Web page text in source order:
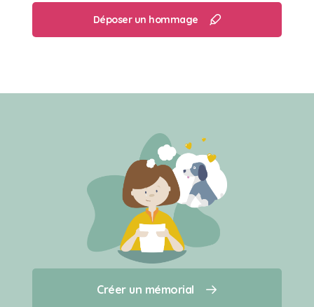
Créer un mémorial
Qui sommes-nous ?
Déposer un hommage
Créer un mémorial